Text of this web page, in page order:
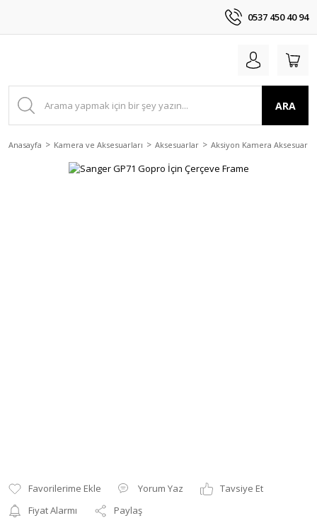
0537 450 40 94
ARA
Anasayfa Kamera ve Aksesuarları Aksesuarlar Aksiyon Kamera
Yorum Yaz
Tavsiye Et
Fiyat Alarmı
Paylaş